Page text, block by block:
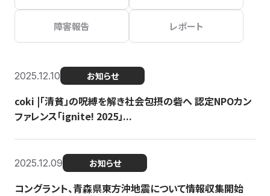
障害報告 レポート
2025.12.10 お知らせ
coki |「清貧」の呪縛を解き社会包摂の砦へ 認定NPOカン
ファレンス「ignite! 2025」...
2025.12.09 お知らせ
コングラント、青森県東方沖地震について情報収集開始